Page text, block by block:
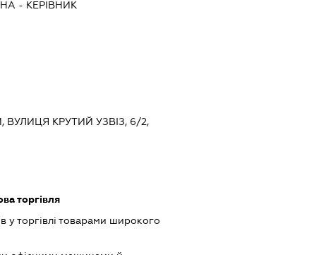
- КЕРІВНИК
ВУЛИЦЯ КРУТИЙ УЗВІЗ, 6/2,
торгівля
у торгівлі товарами широкого